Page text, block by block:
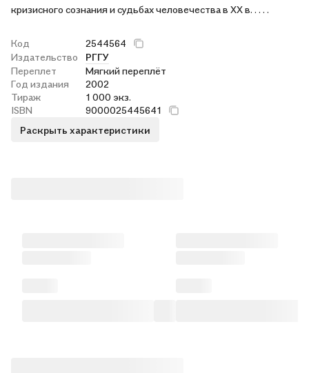
кризисного сознания и судьбах человечества в XX в. . . . .
Код
2544564
Издательство
РГГУ
Переплет
Мягкий переплёт
Год издания
2002
Тираж
1 000 экз.
ISBN
9000025445641
Раскрыть характеристики